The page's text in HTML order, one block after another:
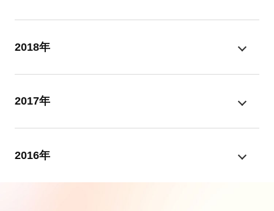
2018年
2017年
2016年